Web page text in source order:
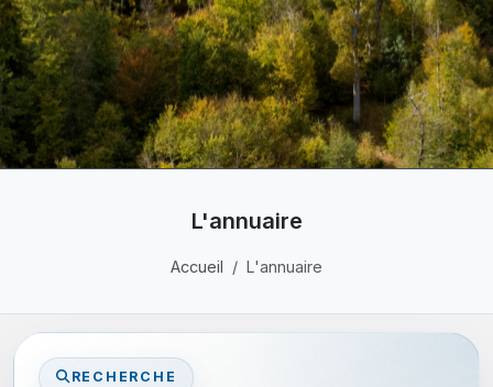
L'annuaire
Accueil L'annuaire
RECHERCHE